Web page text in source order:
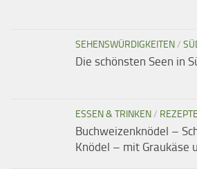
SEHENSWÜRDIGKEITEN/
Die schönsten Seen in
ESSEN & TRINKEN/ REZEPTE
Buchweizenknödel –
Knödel – mit Graukäse